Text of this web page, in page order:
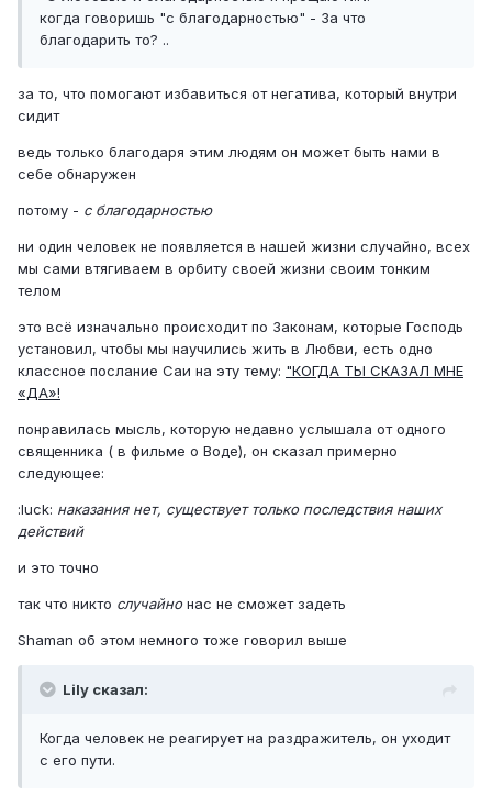
когда говоришь "с благодарностью" - За что
благодарить то? ..
за то, что помогают избавиться от негатива, который внутри
сидит
ведь только благодаря этим людям он может быть нами в
себе обнаружен
потому - с благодарностью
ни один человек не появляется в нашей жизни случайно, всех
мы сами втягиваем в орбиту своей жизни своим тонким
телом
это всё изначально происходит по Законам, которые Господь
установил, чтобы мы научились жить в Любви, есть одно
классное послание Саи на эту тему: "КОГДА ТЫ СКАЗАЛ МНЕ
«ДА»!
понравилась мысль, которую недавно услышала от одного
священника ( в фильме о Воде), он сказал примерно
следующее:
:luck: наказания нет, существует только последствия наших
действий
и это точно
так что никто случайнонас не сможет задеть
Shaman об этом немного тоже говорил выше
Lily сказал:
Когда человек не реагирует на раздражитель, он уходит
с его пути.